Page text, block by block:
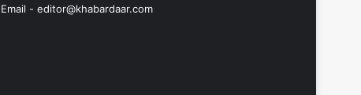
Email - editor@khabardaar.com